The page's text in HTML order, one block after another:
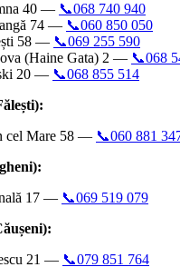
40 — 📞068 740 940
74 — 📞060 850 050
58 — 📞069 255 590
(Haine Gata) 2 — 📞068
20 — 📞068 855 514
cel Mare 58 — 📞060 881
17 — 📞069 519 079
21 — 📞079 851 764